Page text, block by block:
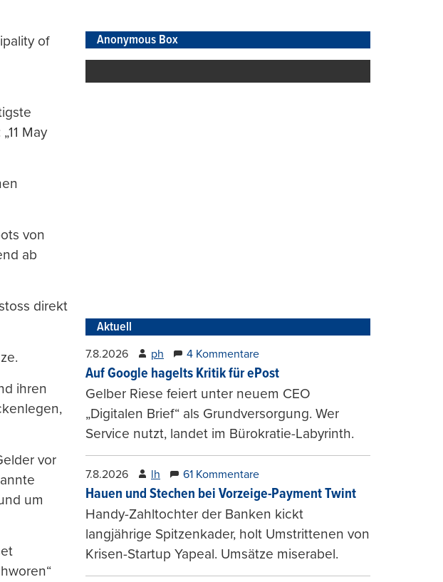
of
May
von
ab
direkt
ihren
vor
um
Anonymous Box
Aktuell
7.8.2026 ph 4 Kommentare
Auf Google hagelts Kritik für ePost
Gelber Riese feiert unter neuem CEO
„Digitalen Brief“ als Grundversorgung. Wer
Service nutzt, landet im Bürokratie-Labyrinth.
7.8.2026 lh 61 Kommentare
Hauen und Stechen bei Vorzeige-Payment Twint
Handy-Zahltochter der Banken kickt
langjährige Spitzenkader, holt Umstrittenen von
Krisen-Startup Yapeal. Umsätze miserabel.